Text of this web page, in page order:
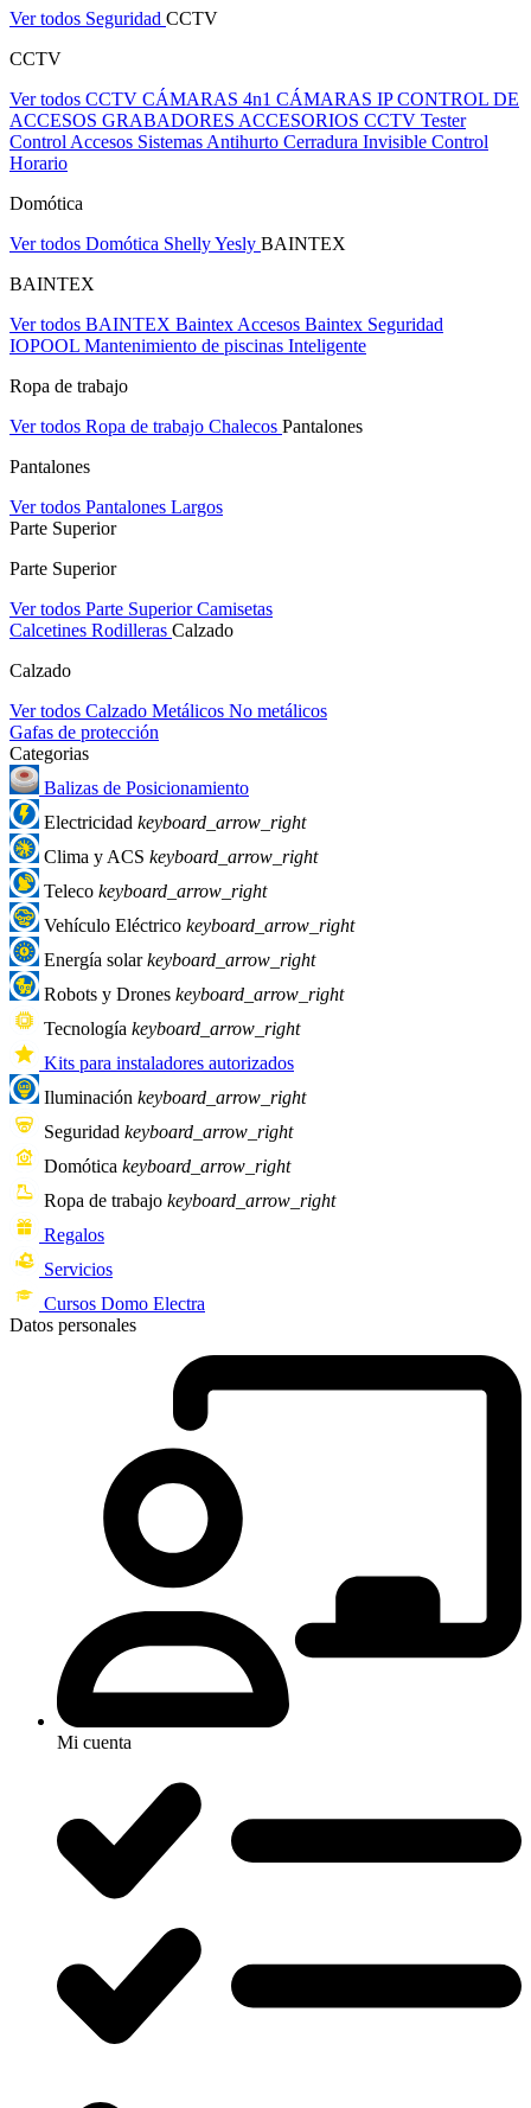
Ver todos Seguridad CCTV
CCTV
Ver todos CCTV CÁMARAS 4n1 CÁMARAS IPCONTROL DE
ACCESOS GRABADORES ACCESORIOS CCTV Tester
Control Accesos Sistemas Antihurto Cerradura Invisible Control
Horario
Domótica
Ver todos Domótica ShellyYesly BAINTEX
BAINTEX
Ver todos BAINTEX Baintex Accesos Baintex Seguridad
IOPOOL Mantenimiento de piscinas Inteligente
Ropa de trabajo
Ver todos Ropa de trabajo Chalecos Pantalones
Pantalones
Ver todos Pantalones Largos
Parte Superior
Parte Superior
Ver todos Parte SuperiorCamisetas
Calcetines Rodilleras Calzado
Calzado
Ver todos Calzado Metálicos No metálicos
Gafas de protección
Categorias
Balizas de Posicionamiento
Electricidad keyboard_arrow_right
Clima y ACS keyboard_arrow_right
Teleco keyboard_arrow_right
Vehículo Eléctrico keyboard_arrow_right
Energía solarkeyboard_arrow_right
Robots y Drones keyboard_arrow_right
Tecnología keyboard_arrow_right
Kits para instaladores autorizados
Iluminación keyboard_arrow_right
Seguridad keyboard_arrow_right
Domótica keyboard_arrow_right
Ropa de trabajo keyboard_arrow_right
Regalos
Servicios
Cursos Domo Electra
Datos personales
Mi cuenta